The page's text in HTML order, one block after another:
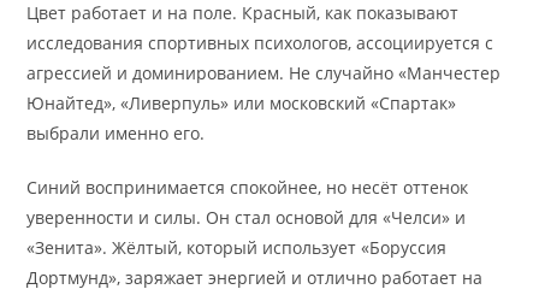
Цвет работает и на поле. Красный, как показывают
исследования спортивных психологов, ассоциируется с
агрессией и доминированием. Не случайно «Манчестер
Юнайтед», «Ливерпуль» или московский «Спартак»
выбрали именно его.
Синий воспринимается спокойнее, но несёт оттенок
уверенности и силы. Он стал основой для «Челси» и
«Зенита». Жёлтый, который использует «Боруссия
Дортмунд», заряжает энергией и отлично работает на